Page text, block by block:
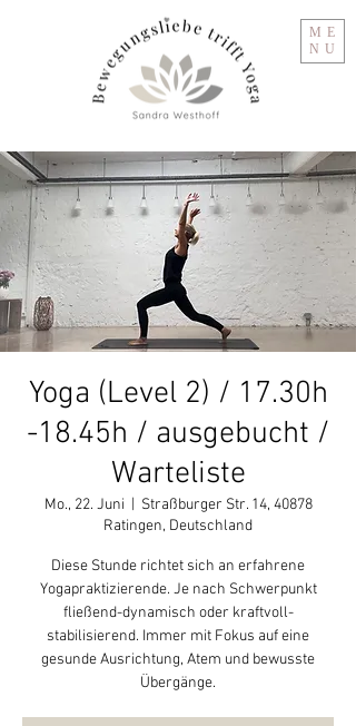
ME
NU
Yoga (Level 2) / 17.30h
-18.45h / ausgebucht /
Warteliste
Mo., 22. Juni
Straßburger Str. 14, 40878
Ratingen, Deutschland
Diese Stunde richtet sich an erfahrene
Yogapraktizierende. Je nach Schwerpunkt
fließend-dynamisch oder kraftvoll-
stabilisierend. Immer mit Fokus auf eine
gesunde Ausrichtung, Atem und bewusste
Übergänge.